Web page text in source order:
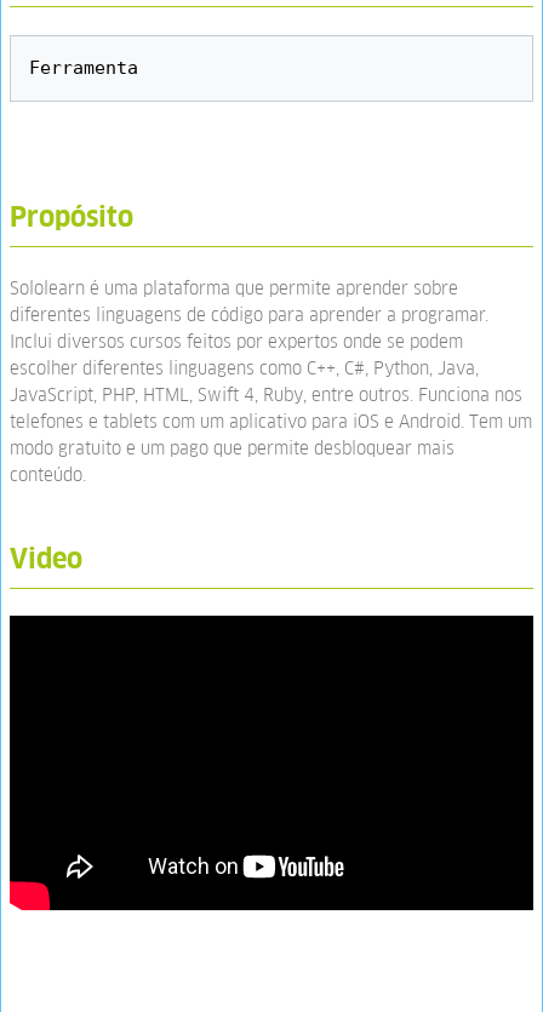
Propósito
Sololearn é uma plataforma que permite aprender sobre
diferentes linguagens de código para aprender a programar.
Inclui diversos cursos feitos por expertos onde se podem
escolher diferentes linguagens como C++, C#, Python, Java,
JavaScript, PHP, HTML, Swift 4, Ruby, entre outros. Funciona nos
telefones e tablets com um aplicativo para iOS e Android. Tem um
modo gratuito e um pago que permite desbloquear mais
conteúdo.
Video